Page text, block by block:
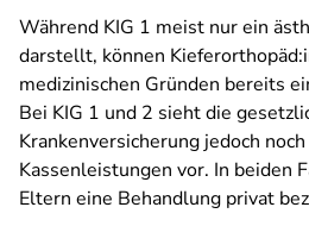
Während KIG 1 meist nur ein
darstellt, können
medizinischen Gründen bereits
Bei KIG 1 und 2 sieht die
Krankenversicherung jedoch
Kassenleistungen vor. In beiden
Eltern eine Behandlung privat